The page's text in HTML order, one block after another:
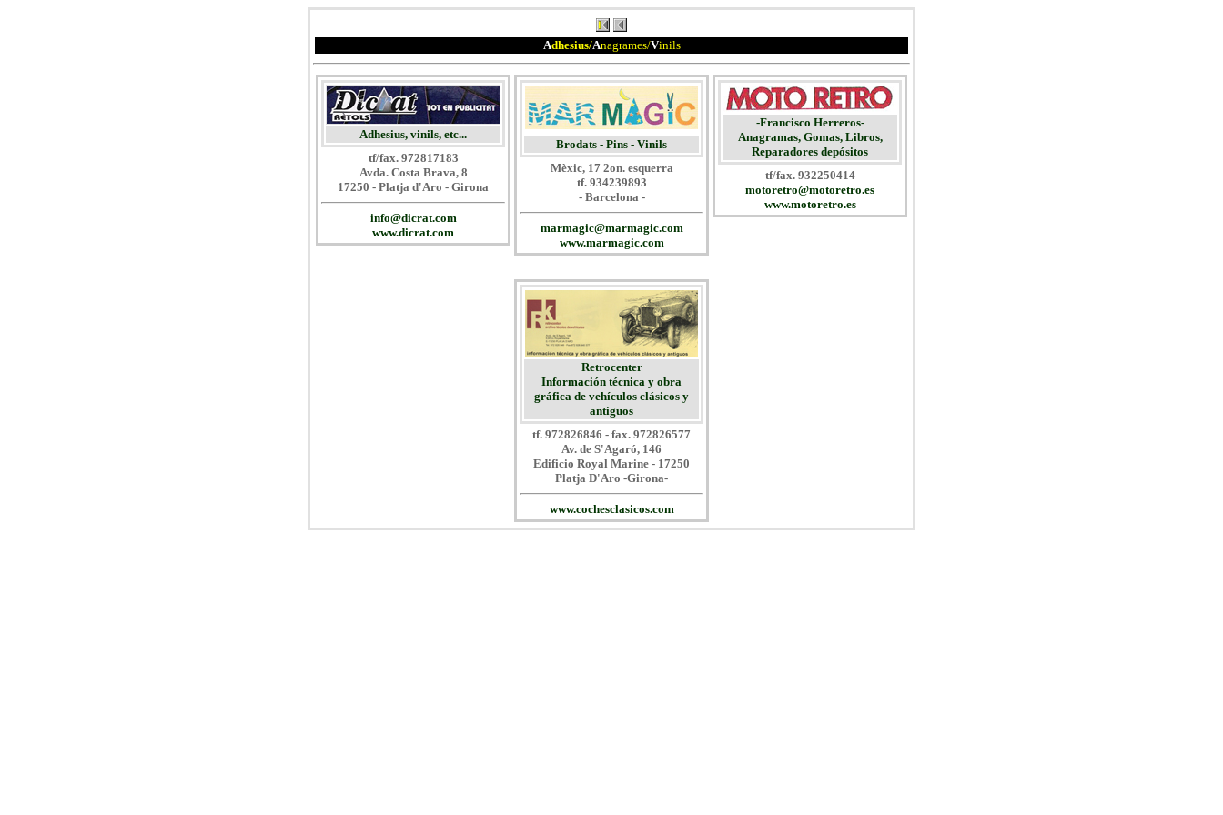
Adhesius/Anagrames/Vinils
Adhesius, vinils, etc...
tf/fax. 972817183
Avda. Costa Brava, 8
17250 - Platja d'Aro - Girona
info@dicrat.com
www.dicrat.com
Brodats - Pins - Vinils
Mèxic, 17 2on. esquerra
tf. 934239893
- Barcelona -
marmagic@marmagic.com
www.marmagic.com
-Francisco Herreros-
Anagramas, Gomas, Libros,
Reparadores depósitos
tf/fax. 932250414
motoretro@motoretro.es
www.motoretro.es
Retrocenter
Información técnica y obra
gráfica de vehículos clásicos y
antiguos
tf. 972826846 - fax. 972826577
Av. de S'Agaró, 146
Edificio Royal Marine - 17250
Platja D'Aro -Girona-
www.cochesclasicos.com